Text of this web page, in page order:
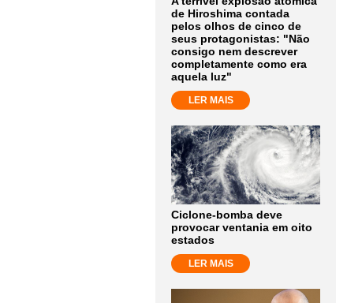
de Hiroshima contada
pelos olhos de cinco de
seus protagonistas: "Não
consigo nem descrever
completamente como era
aquela luz"
LER MAIS
Ciclone-bomba deve
provocar ventania em oito
estados
LER MAIS